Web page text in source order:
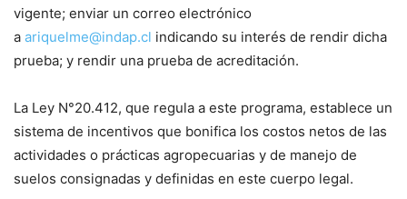
vigente; enviar un correo electrónico
a ariquelme@indap.cl indicando su interés de rendir dicha
prueba; y rendir una prueba de acreditación.
La Ley N°20.412, que regula a este programa, establece un
sistema de incentivos que bonifica los costos netos de las
actividades o prácticas agropecuarias y de manejo de
suelos consignadas y definidas en este cuerpo legal.